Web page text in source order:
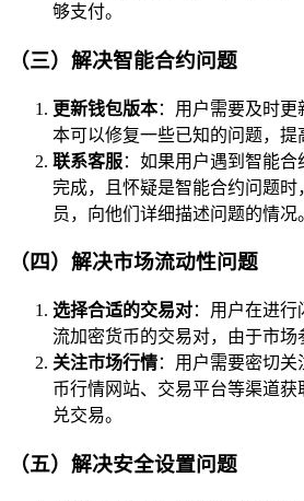
够支付。
（三）解决智能合约问题
更新钱包版本：用户需要及时更
本可以修复一些已知的问题，提
联系客服：如果用户遇到智能
完成，且怀疑是智能合约问题
员，向他们详细描述问题的情况
（四）解决市场流动性问题
选择合适的交易对：用户在进
流加密货币的交易对，由于市场
关注市场行情：用户需要密切
币行情网站、交易平台等渠道
兑交易。
（五）解决安全设置问题